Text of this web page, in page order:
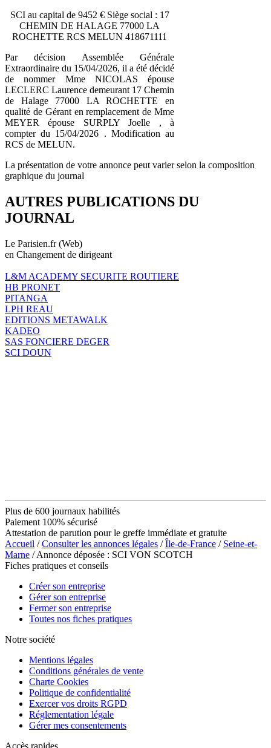
SCI au capital de 9452 € Siège social : 17
CHEMIN DE HALAGE 77000 LA
ROCHETTE RCS MELUN 418671111
Par décision Assemblée Générale
Extraordinaire du 15/04/2026, il a été décidé
de nommer Mme NICOLAS épouse
LECLERC Laurence demeurant 17 Chemin
de Halage 77000 LA ROCHETTE en
qualité de Gérant en remplacement de Mme
MEYER épouse SURPLY Joelle , à
compter du 15/04/2026 . Modification au
RCS de MELUN.
La présentation de votre annonce peut varier selon la composition
graphique du journal
AUTRES PUBLICATIONS DU
JOURNAL
Le Parisien.fr (Web)
en Changement de dirigeant
L&M ACADEMY SECURITE ROUTIERE
HB PRONET
PITANGA
LPH REAU
EDITIONS METAWALK
KADEO
SAS FONCIERE DEGER
SCI DOUN
Plus de 600 journaux habilités
Paiement 100% sécurisé
Attestation de parution pour le greffe immédiate et gratuite
Accueil /Consulter les annonces légales /Île-de-France / Seine-et-
Marne / Annonce déposée : SCI VON SCOTCH
Fiches pratiques et conseils
Créer son entreprise
Gérer son entreprise
Fermer son entreprise
Toutes nos fiches pratiques
Notre société
Mentions légales
Conditions générales de vente
Charte Cookies
Politique de confidentialité
Exercer vos droits RGPD
Réglementation légale
Gérer mes consentements
Accès rapides